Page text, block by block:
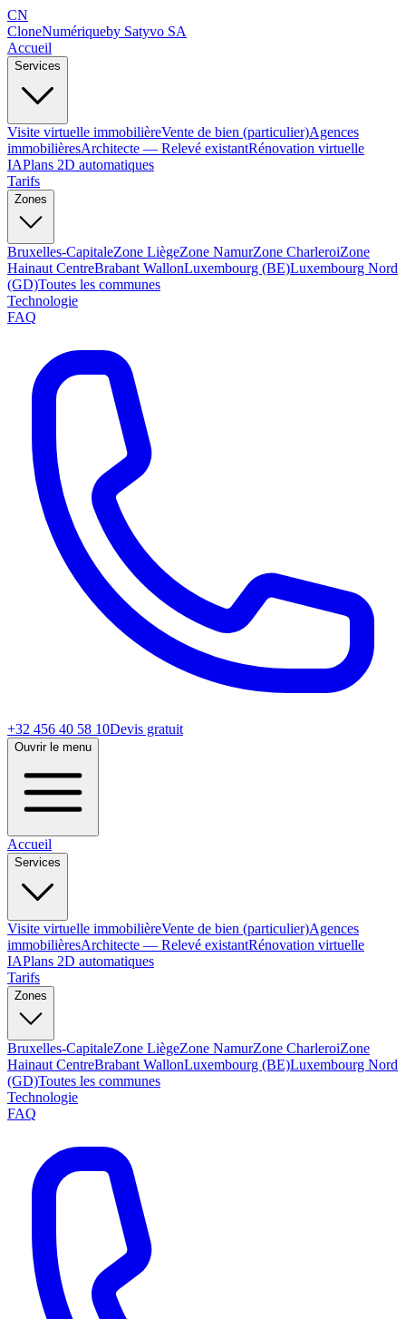
CN
CloneNumériqueby Satyvo SA
Accueil
Services
Visite virtuelle immobilièreVente de bien (particulier)Agences
immobilièresArchitecte — Relevé existantRénovation virtuelle
IAPlans 2D automatiques
Tarifs
Zones
Bruxelles-CapitaleZone LiègeZone NamurZone CharleroiZone
Hainaut CentreBrabant WallonLuxembourg (BE)Luxembourg Nord
(GD)Toutes les communes
Technologie
FAQ
+32 456 40 58 10Devis gratuit
Ouvrir le menu
Accueil
Services
Visite virtuelle immobilièreVente de bien (particulier)Agences
immobilièresArchitecte — Relevé existantRénovation virtuelle
IAPlans 2D automatiques
Tarifs
Zones
Bruxelles-CapitaleZone LiègeZone NamurZone CharleroiZone
Hainaut CentreBrabant WallonLuxembourg (BE)Luxembourg Nord
(GD)Toutes les communes
Technologie
FAQ